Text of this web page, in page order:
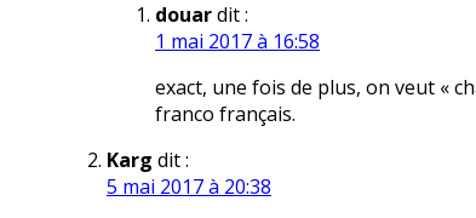
douardit :
1 mai 2017 à 16:58
exact, une fois de plus, on veut «
franco français.
Karg dit :
5 mai 2017 à 20:38